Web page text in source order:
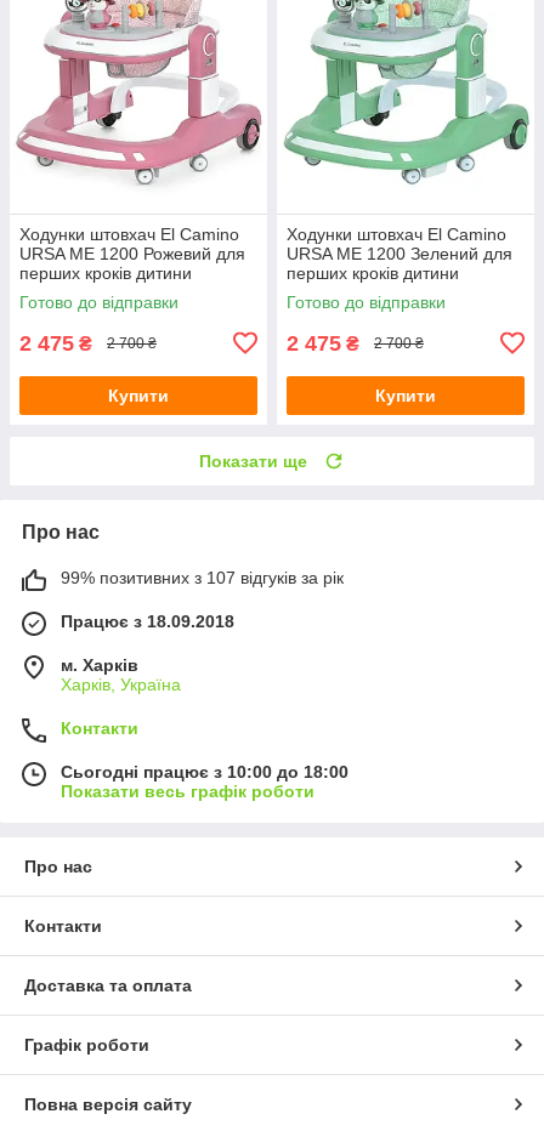
Ходунки штовхач El Camino
URSA ME 1200 Рожевий для
перших кроків дитини
розвиваючі 2в1 з музичною
панеллю
Готово до відправки
2 475 ₴ 2 700 ₴
Купити
Ходунки штовхач El Camino
URSA ME 1200 Зелений для
перших кроків дитини
розвиваючі 2в1 з музичною
панеллю
Готово до відправки
2 475 ₴ 2 700 ₴
Купити
Показати ще
Про нас
99% позитивних з 107 відгуків за рік
Працює з 18.09.2018
м. Харків
Харків, Україна
Контакти
Сьогодні працює з 10:00 до 18:00
Показати весь графік роботи
Про нас
Контакти
Доставка та оплата
Графік роботи
Повна версія сайту